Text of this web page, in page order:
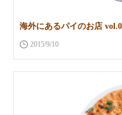
海外にあるパイのお店
2015/9/10